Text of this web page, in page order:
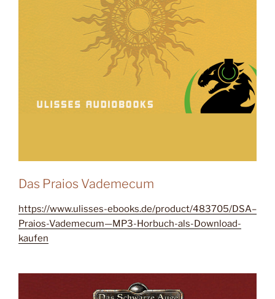
Das Praios Vademecum
https://www.ulisses-ebooks.de/product/483705/DSA–
Praios-Vademecum—MP3-Horbuch-als-Download-
kaufen